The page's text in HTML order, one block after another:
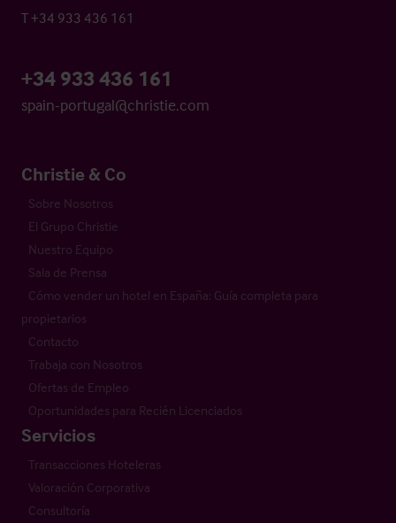
T +34 933 436 161
+34 933 436 161
spain-portugal@christie.com
Christie & Co
Sobre Nosotros
El Grupo Christie
Nuestro Equipo
Sala de Prensa
Cómo vender un hotel en España: Guía completa para
propietarios
Contacto
Trabaja con Nosotros
Ofertas de Empleo
Oportunidades para Recién Licenciados
Servicios
Transacciones Hoteleras
Valoración Corporativa
Consultoría